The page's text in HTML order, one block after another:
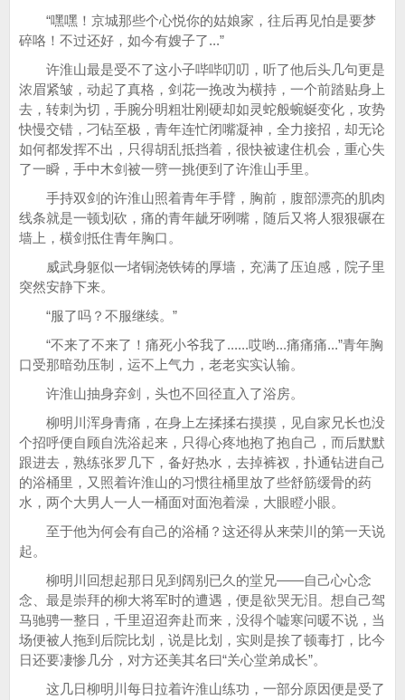
“嘿嘿！京城那些个心悦你的姑娘家，往后再见怕是要梦
碎咯！不过还好，如今有嫂子了...”
许淮山最是受不了这小子哔哔叨叨，听了他后头几句更是
浓眉紧皱，动起了真格，剑花一挽改为横持，一个前踏贴身上
去，转刺为切，手腕分明粗壮刚硬却如灵蛇般蜿蜒变化，攻势
快慢交错，刁钻至极，青年连忙闭嘴凝神，全力接招，却无论
如何都发挥不出，只得胡乱抵挡着，很快被逮住机会，重心失
了一瞬，手中木剑被一劈一挑便到了许淮山手里。
手持双剑的许淮山照着青年手臂，胸前，腹部漂亮的肌肉
线条就是一顿划砍，痛的青年龇牙咧嘴，随后又将人狠狠碾在
墙上，横剑抵住青年胸口。
威武身躯似一堵铜浇铁铸的厚墙，充满了压迫感，院子里
突然安静下来。
“服了吗？不服继续。”
“不来了不来了！痛死小爷我了......哎哟...痛痛痛...”青年胸
口受那暗劲压制，运不上气力，老老实实认输。
许淮山抽身弃剑，头也不回径直入了浴房。
柳明川浑身青痛，在身上左揉揉右摸摸，见自家兄长也没
个招呼便自顾自洗浴起来，只得心疼地抱了抱自己，而后默默
跟进去，熟练张罗几下，备好热水，去掉裤衩，扑通钻进自己
的浴桶里，又照着许淮山的习惯往桶里放了些舒筋缓骨的药
水，两个大男人一人一桶面对面泡着澡，大眼瞪小眼。
至于他为何会有自己的浴桶？这还得从来荣川的第一天说
起。
柳明川回想起那日见到阔别已久的堂兄——自己心心念
念、最是崇拜的柳大将军时的遭遇，便是欲哭无泪。想自己驾
马驰骋一整日，千里迢迢奔赴而来，没得个嘘寒问暖不说，当
场便被人拖到后院比划，说是比划，实则是挨了顿毒打，比今
日还要凄惨几分，对方还美其名曰“关心堂弟成长”。
这几日柳明川每日拉着许淮山练功，一部分原因便是受了